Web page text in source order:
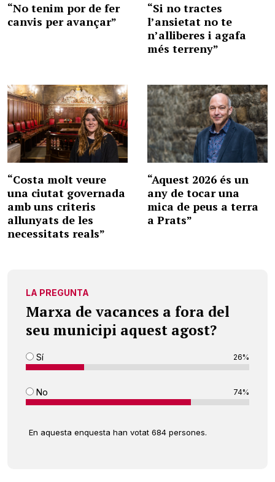
“No tenim por de fer
canvis per avançar”
“Si no tractes
l’ansietat no te
n’alliberes i agafa
més terreny”
“Costa molt veure
una ciutat governada
amb uns criteris
allunyats de les
necessitats reals”
“Aquest 2026 és un
any de tocar una
mica de peus a terra
a Prats”
LA PREGUNTA
Marxa de vacances a fora del
seu municipi aquest agost?
Sí 26%
No 74%
En aquesta enquesta han votat 684 persones.